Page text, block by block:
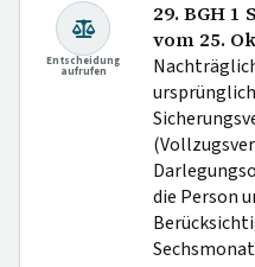
Entscheidung
aufrufen
29. BGH 1
vom 25.
die Person